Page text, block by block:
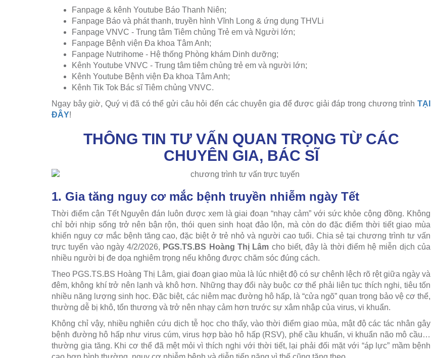
Fanpage & kênh Youtube Báo Thanh Niên;
Fanpage Báo và phát thanh, truyền hình Vĩnh Long & ứng dụng THVLi
Fanpage VNVC - Trung tâm Tiêm chủng Trẻ em và Người lớn;
Fanpage Bệnh viện Đa khoa Tâm Anh;
Fanpage Nutrihome - Hệ thống Phòng khám Dinh dưỡng;
Kênh Youtube VNVC - Trung tâm tiêm chủng trẻ em và người lớn;
Kênh Youtube Bệnh viện Đa khoa Tâm Anh;
Kênh Tik Tok Bác sĩ Tiêm chủng VNVC.
Ngay bây giờ, Quý vị đã có thể gửi câu hỏi đến các chuyên gia để được giải đáp trong chương trình TẠI
ĐÂY!
THÔNG TIN TƯ VẤN QUAN TRỌNG TỪ CÁC
CHUYÊN GIA, BÁC SĨ
1. Gia tăng nguy cơ mắc bệnh truyền nhiễm ngày Tết
Thời điểm cận Tết Nguyên đán luôn được xem là giai đoạn “nhạy cảm” với sức khỏe cộng đồng. Không
chỉ bởi nhịp sống trở nên bận rộn, thói quen sinh hoạt đảo lộn, mà còn do đặc điểm thời tiết giao mùa
khiến nguy cơ mắc bệnh tăng cao, đặc biệt ở trẻ nhỏ và người cao tuổi. Chia sẻ tại chương trình tư vấn
trực tuyến vào ngày 4/2/2026, PGS.TS.BS Hoàng Thị Lâm cho biết, đây là thời điểm hệ miễn dịch của
nhiều người bị đe dọa nghiêm trọng nếu không được chăm sóc đúng cách.
Theo PGS.TS.BS Hoàng Thị Lâm, giai đoạn giao mùa là lúc nhiệt độ có sự chênh lệch rõ rệt giữa ngày và
đêm, không khí trở nên lạnh và khô hơn. Những thay đổi này buộc cơ thể phải liên tục thích nghi, tiêu tốn
nhiều năng lượng sinh học. Đặc biệt, các niêm mạc đường hô hấp, là “cửa ngõ” quan trọng bảo vệ cơ thể,
thường dễ bị khô, tổn thương và trở nên nhạy cảm hơn trước sự xâm nhập của virus, vi khuẩn.
Không chỉ vậy, nhiều nghiên cứu dịch tễ học cho thấy, vào thời điểm giao mùa, mật độ các tác nhân gây
bệnh đường hô hấp như virus cúm, virus hợp bào hô hấp (RSV), phế cầu khuẩn, vi khuẩn não mô cầu…
thường gia tăng. Khi cơ thể đã mệt mỏi vì thích nghi với thời tiết, lại phải đối mặt với “áp lực” mầm bệnh